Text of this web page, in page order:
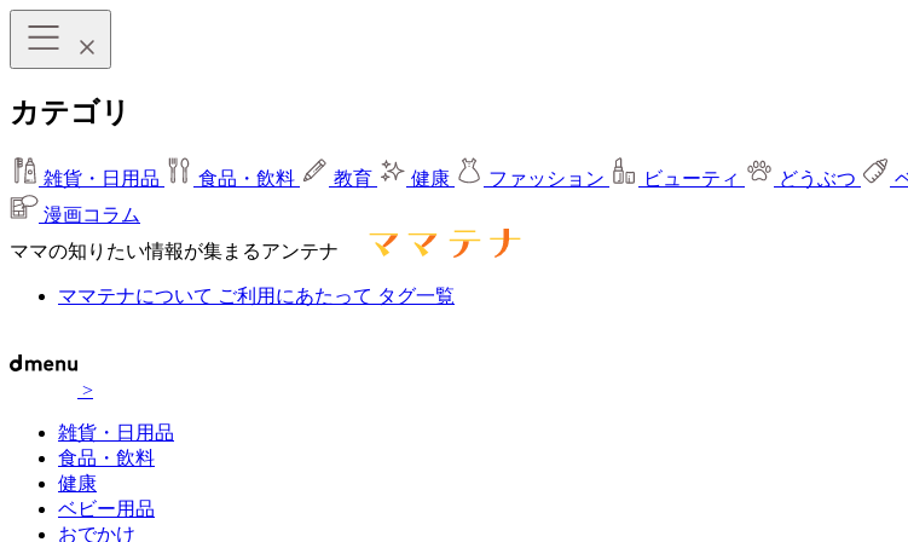
カテゴリ
雑貨・日用品 食品・飲料 教育 健康 ファッション ビューティ どうぶつ
漫画コラム
ママの知りたい情報が集まるアンテナ
ママテナについて ご利用にあたって タグ一覧
>
雑貨・日用品
食品・飲料
健康
ベビー用品
おでかけ